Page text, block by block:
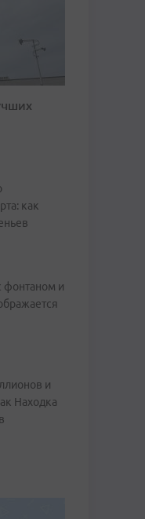
как
фонтаном и
и
Находка